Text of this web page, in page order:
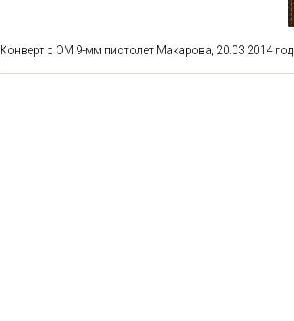
Конверт с ОМ 9-мм пистолет Макарова, 20.03.2014 год